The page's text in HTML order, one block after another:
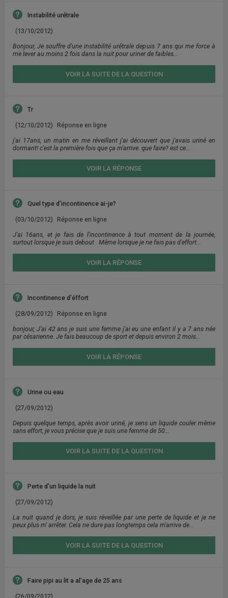
Instabilité urétrale
(13/10/2012)
Bonjour, Je souffre d'une instabilité urétrale depuis 7 ans qui me force à
me lever au moins 2 fois dans la nuit pour uriner de faibles...
VOIR LA SUITE DE LA QUESTION
Tr
(12/10/2012)
Réponse en ligne
j'ai 17ans, un matin en me réveillant j'ai découvert que j'avais uriné en
dormant! c'est la première fois que ça m'arrive. que faire? est ce...
VOIR LA RÉPONSE
Quel type d'incontinence ai-je?
(03/10/2012)
Réponse en ligne
J'ai 16ans, et je fais de l'incontinence à tout moment de la journée,
surtout lorsque je suis debout . Même lorsque je ne fais pas d'effort...
VOIR LA RÉPONSE
Incontinence d'éffort
(28/09/2012)
Réponse en ligne
bonjour, J'ai 42 ans je suis une femme j'ai eu une enfant il y a 7 ans née
par césarienne. Je fais beaucoup de sport et depuis environ 2 mois...
VOIR LA RÉPONSE
Urine ou eau
(27/09/2012)
Depuis quelque temps, après avoir uriné, je sens un liquide couler même
sans effort, je vous précise que je suis une femme de 50...
VOIR LA SUITE DE LA QUESTION
Perte d'un liquide la nuit
(27/09/2012)
La nuit quand je dors, je suis réveillée par une perte de liquide et je ne
peux plus m' arrêter. Cela ne dure pas longtemps cela m'arrive de...
VOIR LA SUITE DE LA QUESTION
Faire pipi au lit a al'age de 25 ans
(26/09/2012)